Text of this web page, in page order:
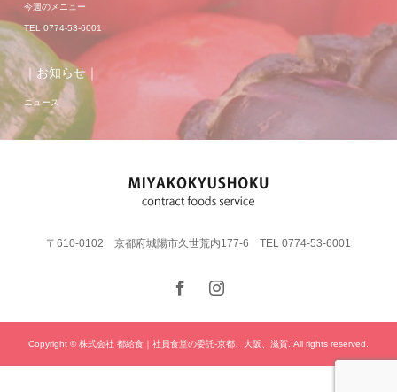
今週のメニュー
TEL 0774-53-6001
｜お知らせ｜
ニュース
〒610-0102 京都府城陽市久世荒内177-6 TEL 0774-53-6001
Copyright © 株式会社 都給食｜社員食堂の委託-京都、大阪、滋賀. All rights reserved.